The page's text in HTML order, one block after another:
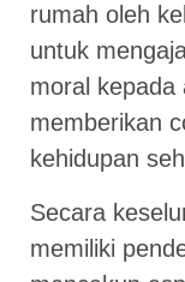
rumah oleh
untuk
moral kepada
memberikan
kehidupan
Secara
memiliki